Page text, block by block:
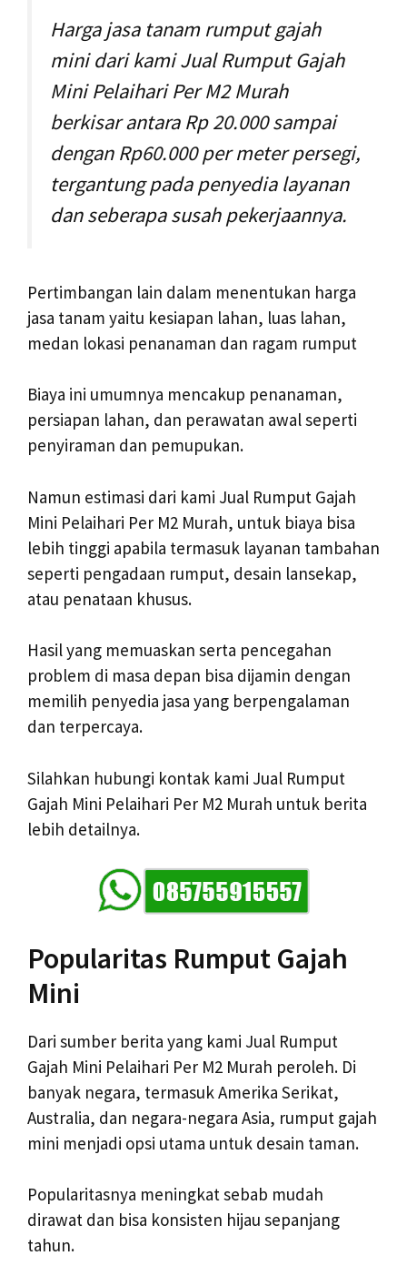
Harga jasa tanam rumput gajah
mini dari kami Jual Rumput Gajah
Mini Pelaihari Per M2 Murah
berkisar antara Rp 20.000 sampai
dengan Rp60.000 per meter persegi,
tergantung pada penyedia layanan
dan seberapa susah pekerjaannya.
Pertimbangan lain dalam menentukan harga
jasa tanam yaitu kesiapan lahan, luas lahan,
medan lokasi penanaman dan ragam rumput
Biaya ini umumnya mencakup penanaman,
persiapan lahan, dan perawatan awal seperti
penyiraman dan pemupukan.
Namun estimasi dari kami Jual Rumput Gajah
Mini Pelaihari Per M2 Murah, untuk biaya bisa
lebih tinggi apabila termasuk layanan tambahan
seperti pengadaan rumput, desain lansekap,
atau penataan khusus.
Hasil yang memuaskan serta pencegahan
problem di masa depan bisa dijamin dengan
memilih penyedia jasa yang berpengalaman
dan terpercaya.
Silahkan hubungi kontak kami Jual Rumput
Gajah Mini Pelaihari Per M2 Murah untuk berita
lebih detailnya.
Popularitas Rumput Gajah
Mini
Dari sumber berita yang kami Jual Rumput
Gajah Mini Pelaihari Per M2 Murah peroleh. Di
banyak negara, termasuk Amerika Serikat,
Australia, dan negara-negara Asia, rumput gajah
mini menjadi opsi utama untuk desain taman.
Popularitasnya meningkat sebab mudah
dirawat dan bisa konsisten hijau sepanjang
tahun.